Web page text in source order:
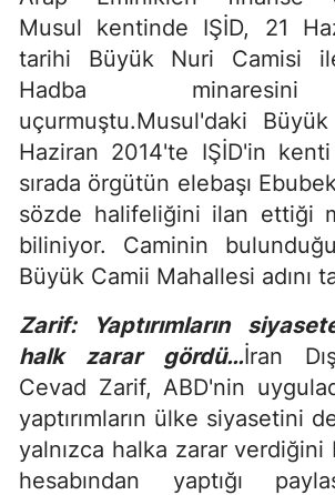
Musul kentinde IŞİD, 21
tarihi Büyük Nuri Camisi
Hadba
uçurmuştu.Musul'daki
Haziran 2014'te IŞİD'in
sırada örgütün elebaşı
sözde halifeliğini ilan ettiği
biliniyor. Caminin
Büyük Camii Mahallesi adını
Zarif: Yaptırımların
halk zarar gördü…İran
Cevad Zarif, ABD'nin
yaptırımların ülke siyasetini
yalnızca halka zarar
hesabından yaptığı